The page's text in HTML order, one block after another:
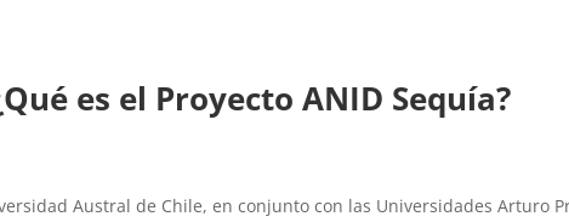
es el Proyecto ANID Sequía?
Austral de Chile, en conjunto con las Universidades Arturo